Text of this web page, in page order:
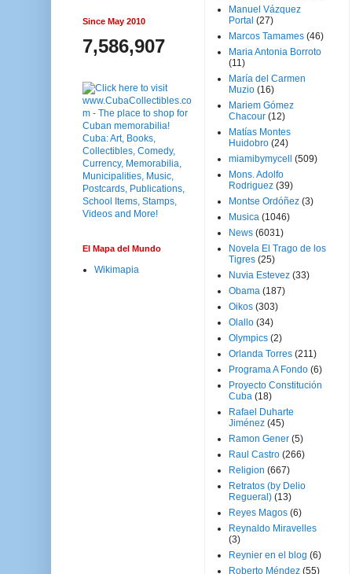
Since May 2010
7,586,907
El Mapa del Mundo
Wikimapia
Manuel Vázquez
Portal (27)
Marcos Tamames (46)
Maria Antonia Borroto
(11)
María del Carmen
Muzio (16)
Mariem Gómez
Chacour (12)
Matías Montes
Huidobro (24)
miamibymycell
(509)
Mons. Adolfo
Rodriguez (39)
Montse Ordóñez (3)
Musica (1046)
News (6031)
Novela El Trago de los
Tigres (25)
Nuvia Estevez (33)
Obama (187)
Oikos (303)
Olallo (34)
Olympics (2)
Orlanda Torres (211)
Programa A Fondo (6)
Proyecto Constitución
Cuba (18)
Rafael Duharte
Jiménez (45)
Ramon Gener (5)
Raul Castro (266)
Religion (667)
Retratos (by Delio
Regueral) (13)
Reyes Magos (6)
Reynaldo Miravelles
(3)
Reynier en el blog (6)
Roberto Méndez (55)